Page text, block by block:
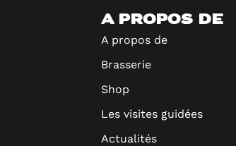
A PROPOS DE
A propos de
Brasserie
Shop
Les visites guidées
Actualités